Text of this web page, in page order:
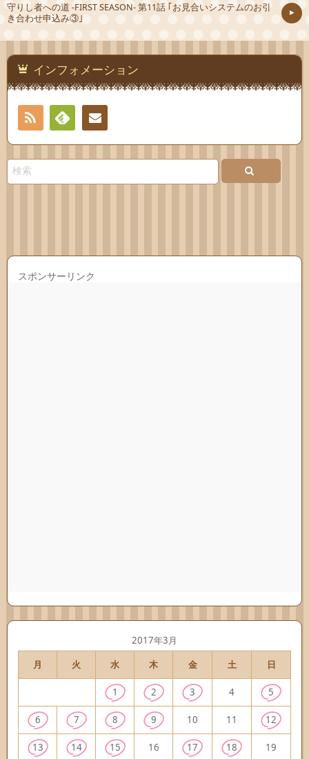
守りし者への道 -FIRST SEASON- 第11話 ｢お見合いシステムのお引
き合わせ申込み③｣
インフォメーション
RSS
Feedly連絡
スポンサーリンク
2017年3月
月
火 水 木 金 土 日
1 2 3 4 5
6 7 8 9 10 11 12
13 14 15 16 17 18 19